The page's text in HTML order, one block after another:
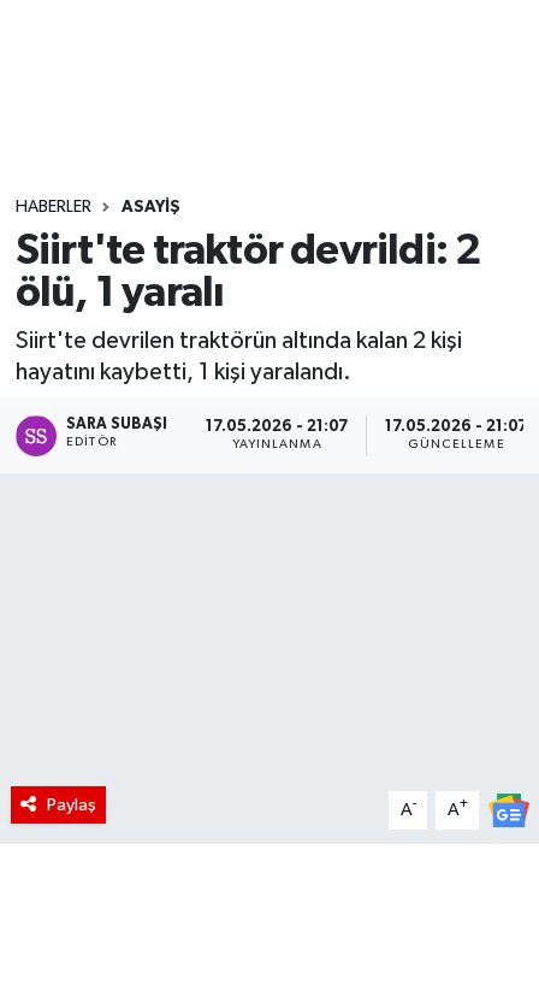
HABERLER ASAYIŞ
Siirt'te traktör devrildi: 2
ölü, 1 yaralı
Siirt'te devrilen traktörün altında kalan 2 kişi
hayatını kaybetti, 1 kişi yaralandı.
SARA SUBAŞI
EDITÖR
17.05.2026 - 21:07
YAYINLANMA
17.05.2026 - 21:07
GÜNCELLEME
Paylaş A- A+
Yaşam